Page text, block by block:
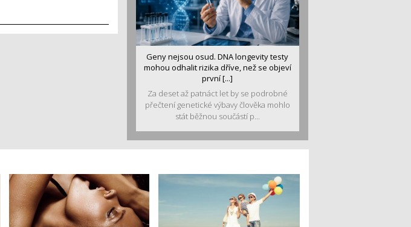
Geny nejsou osud. DNA longevity testy
mohou odhalit rizika dříve, než se objeví
první [...]
Za deset až patnáct let by se podrobné
přečtení genetické výbavy člověka mohlo
stát běžnou součástí p...